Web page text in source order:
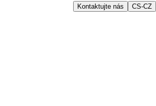
Kontaktujte nás CS-CZ